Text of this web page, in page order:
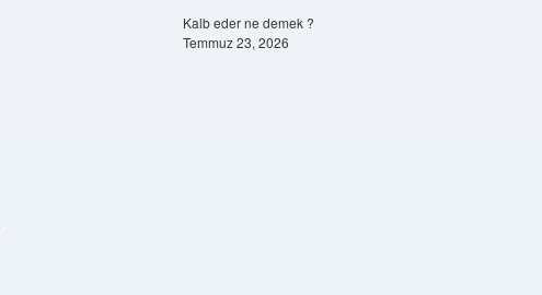
Kalb eder ne demek ?
Temmuz 23, 2026